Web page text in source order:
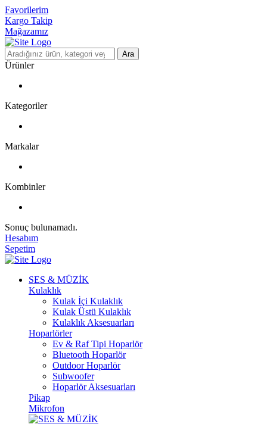
Favorilerim
Kargo Takip
Mağazamız
Ara
Ürünler
Kategoriler
Markalar
Kombinler
Sonuç bulunamadı.
Hesabım
Sepetim
SES & MÜZİK
Kulaklık
Kulak İçi Kulaklık
Kulak Üstü Kulaklık
Kulaklık Aksesuarları
Hoparlörler
Ev & Raf Tipi Hoparlör
Bluetooth Hoparlör
Outdoor Hoparlör
Subwoofer
Hoparlör Aksesuarları
Pikap
Mikrofon